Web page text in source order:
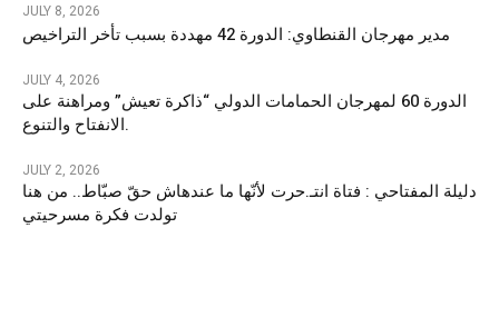
JULY 8, 2026
مدير مهرجان القنطاوي: الدورة 42 مهددة بسبب تأخر التراخيص
JULY 4, 2026
الدورة 60 لمهرجان الحمامات الدولي “ذاكرة تعيش” ومراهنة على
الانفتاح والتنوع.
JULY 2, 2026
دليلة المفتاحي : فتاة انتـ.حرت لأنّها ما عندهاش حقّ صبّاط.. من هنا
تولدت فكرة مسرحيتي